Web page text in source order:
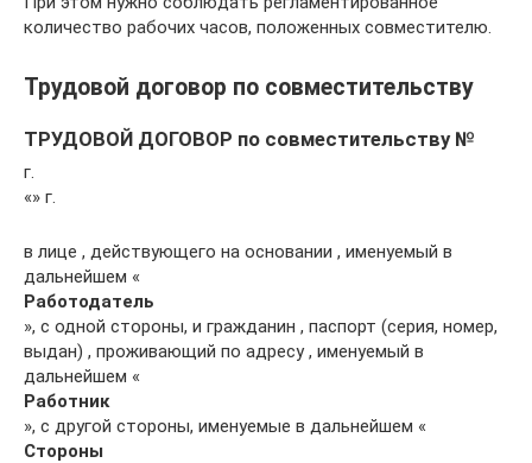
количество рабочих часов, положенных совместителю.
Трудовой договор по совместительству
ТРУДОВОЙ ДОГОВОР по совместительству №
г.
«» г.
в лице , действующего на основании , именуемый в
дальнейшем «
Работодатель
», с одной стороны, и гражданин , паспорт (серия, номер,
выдан) , проживающий по адресу , именуемый в
дальнейшем «
Работник
», с другой стороны, именуемые в дальнейшем «
Стороны